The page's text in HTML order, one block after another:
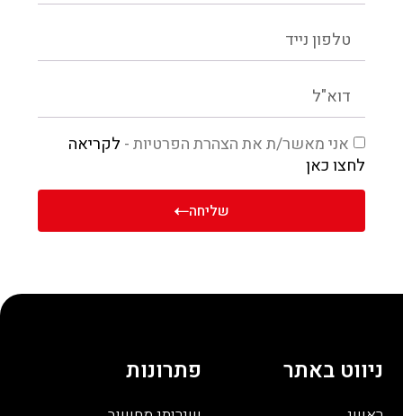
אני מאשר/ת את הצהרת הפרטיות - לקריאה
לחצו כאן
שליחה
ניווט באתר פתרונות